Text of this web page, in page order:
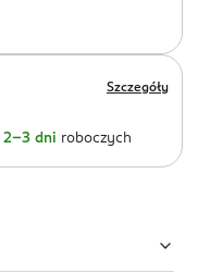
Szczegóły
2-3 dni roboczych